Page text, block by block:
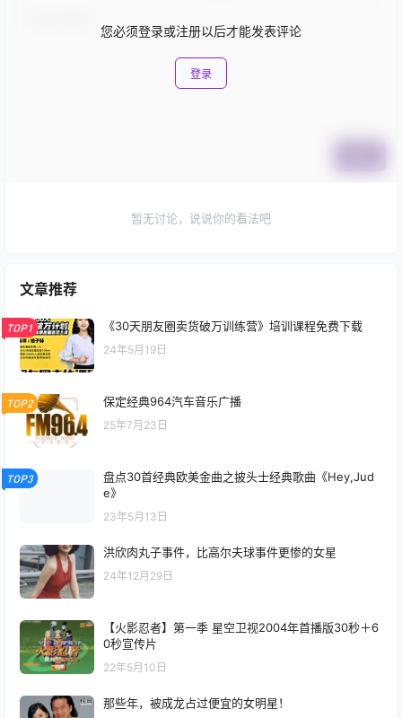
您必须登录或注册以后才能发表评论
登录
暂无讨论，说说你的看法吧
文章推荐
TOP1 《30天朋友圈卖货破万训练营》培训课程免费下载
24年5月19日
TOP2 保定经典964汽车音乐广播
25年7月23日
TOP3
盘点30首经典欧美金曲之披头士经典歌曲《Hey,Jud
e》
23年5月13日
洪欣肉丸子事件，比高尔夫球事件更惨的女星
24年12月29日
【火影忍者】第一季 星空卫视2004年首播版30秒＋6
0秒宣传片
22年5月10日
那些年，被成龙占过便宜的女明星！